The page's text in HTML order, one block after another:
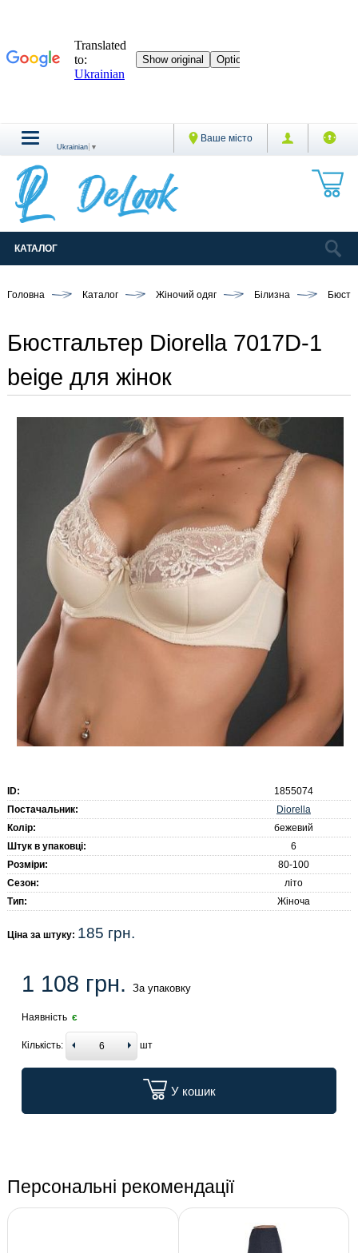
Ваше місто
Ukrainian ▼
КАТАЛОГ
Головна Каталог Жіночий одяг Білизна
Бюстгальтер Diorella 7017D-1
beige для жінок
ID:
1855074
Постачальник:
Diorella
Колір:
бежевий
Штук в упаковці:
6
Розміри:
80-100
Сезон:
літо
Тип:
Жіноча
Ціна за штуку: 185 грн.
1 108 грн. За упаковку
Наявність є
Кількість: шт
У кошик
Персональні рекомендації